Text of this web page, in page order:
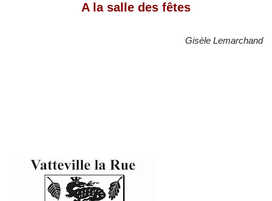
A la salle des fêtes
Gisèle Lemarchand